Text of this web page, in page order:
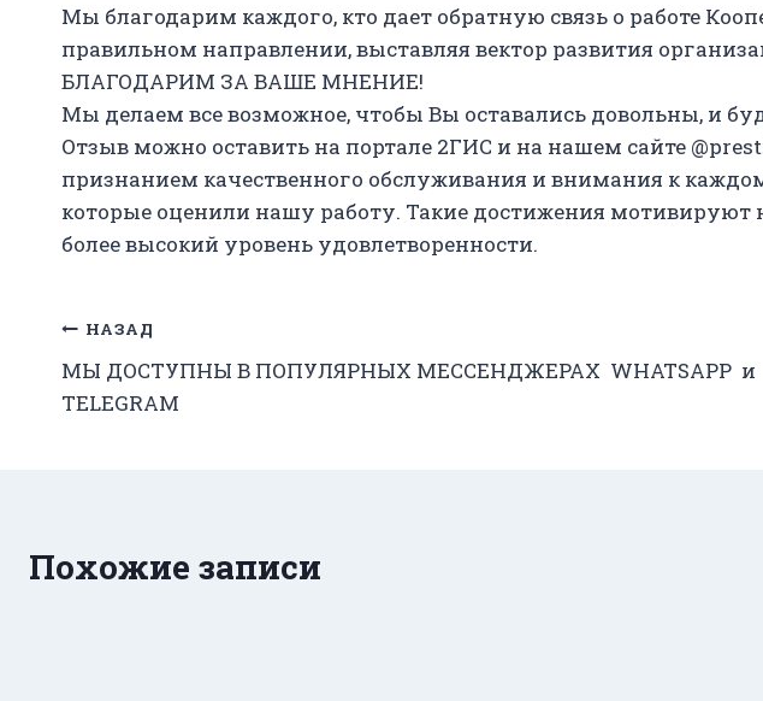
Мы благодарим каждого, кто дает обратную связь о работе
правильном направлении, выставляя вектор развития
БЛАГОДАРИМ ЗА ВАШЕ МНЕНИЕ!
Мы делаем все возможное, чтобы Вы оставались довольны, и
Отзыв можно оставить на портале 2ГИС и на нашем сайте
признанием качественного обслуживания и внимания к
которые оценили нашу работу. Такие достижения мотивируют
более высокий уровень удовлетворенности.
Навигация
по
НАЗАД
МЫ ДОСТУПНЫ В ПОПУЛЯРНЫХ МЕССЕНДЖЕРАХ WHATSAPP и
TELEGRAM
Похожие записи